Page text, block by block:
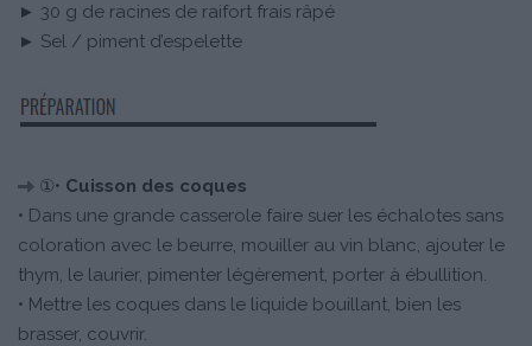
► 30 g de racines de raifort frais râpé
► Sel / piment d’espelette
①• Cuisson des coques
• Dans une grande casserole faire suer les échalotes sans
coloration avec le beurre, mouiller au vin blanc, ajouter le
thym, le laurier, pimenter légèrement, porter à ébullition.
• Mettre les coques dans le liquide bouillant, bien les
brasser, couvrir.